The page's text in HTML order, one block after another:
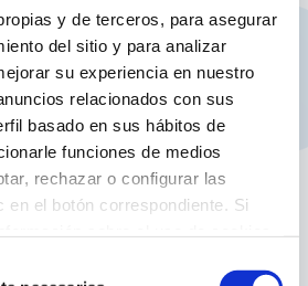
y de terceros, para asegurar
del sitio y para analizar
su experiencia en nuestro
relacionados con sus
basado en sus hábitos de
funciones de medios
rechazar o configurar las
en el botón correspondiente. Si
por una bomba sin prefiltro,
y todos los accesorios para
instalación de cualquier piscina
tubería de diámetro 32mm o
y versátil para instalar, así
Conjunto todo en uno,
requiere de instalación